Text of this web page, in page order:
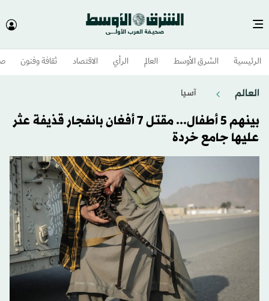
الرئيسية الشرق الأوسط​ العالم الرأي الاقتصاد ثقافة وفنون
العالم آسيا
بينهم 5 أطفال... مقتل 7 أفغان بانفجار قذيفة عثر
عليها جامع خردة